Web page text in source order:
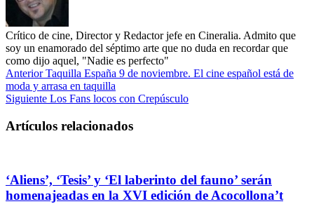
Crítico de cine, Director y Redactor jefe en Cineralia. Admito que
soy un enamorado del séptimo arte que no duda en recordar que
como dijo aquel, "Nadie es perfecto"
AnteriorTaquilla España 9 de noviembre. El cine español está de
moda y arrasa en taquilla
Siguiente Los Fans locos con Crepúsculo
Artículos relacionados
‘Aliens’, ‘Tesis’ y ‘El laberinto del fauno’ serán
homenajeadas en la XVI edición de Acocollona’t